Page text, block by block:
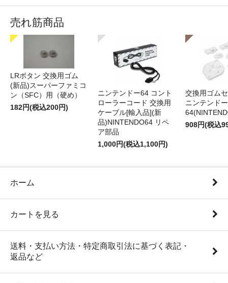
売れ筋商品
LRボタン 交換用ゴム
(新品)スーパーファミコ
ン（SFC）用（硬め）
182円(税込200円)
ニンテンドー64 コント
ローラーコード 交換用
ケーブル[輸入品](新
品)NINTENDO64 リペ
ア部品
1,000円(税込1,100円)
交換用ゴム
ニンテンドー
908円(税込
ホーム
カートを見る
送料・支払い方法・特定商取引法に基づく表記・
返品など